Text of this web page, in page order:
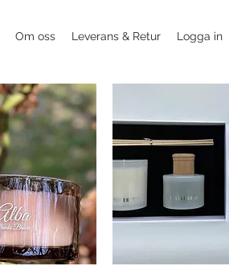
Om oss Leverans & Retur Logga in